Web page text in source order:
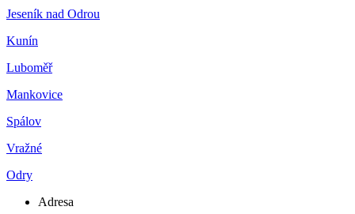
Jeseník nad Odrou
Kunín
Luboměř
Mankovice
Spálov
Vražné
Odry
Adresa